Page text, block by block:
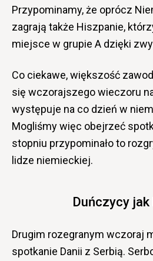
Przypominamy, że oprócz
zagrają także Hiszpanie,
miejsce w grupie A dzięki
Co ciekawe, większość
się wczorajszego wieczoru
występuje na co dzień w
Mogliśmy więc obejrzeć
stopniu przypominało to
lidze niemieckiej.
Duńczycy jak
Drugim rozegranym wczoraj
spotkanie Danii z Serbią.